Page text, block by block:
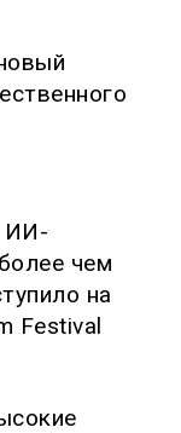
ИИ-
чем
на
Festival